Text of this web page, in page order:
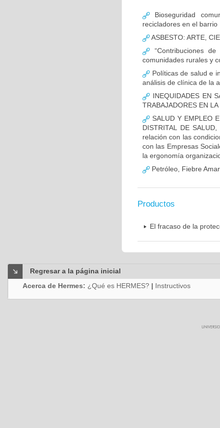
Bioseguridad
recicladores en el
ASBESTO: ARTE,
“Contribuciones
comunidades rurales y
Políticas de salud e
análisis de clínica de la
INEQUIDADES EN
TRABAJADORES EN
SALUD Y EMPLEO
DISTRITAL DE
relación con las
con las Empresas
la ergonomía
Petróleo, Fiebre
Productos
El fracaso de la
Regresar a la página inicial
Acerca de Hermes: ¿Qué es HERMES? | Instructivos